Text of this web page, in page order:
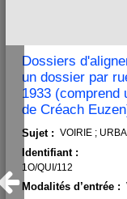
Dossiers
un dossier par
1933 (comprend
de Créach
Sujet : VOIRIE ;
Identifiant :
1O/QUI/112
Modalités d’entrée :